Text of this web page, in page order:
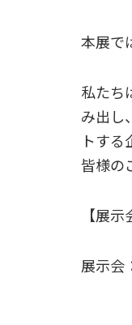
本展で
私たち
み出し
トす
皆様の
【展示
展示会
当展